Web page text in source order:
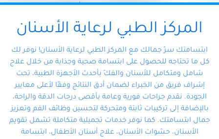
احتياجات الأسنان تحت سقف واحد،
وتضمن لك حلاً شاملًا لجميع
المتخصص ذوي الخبرة، ستجد نفسك
في أيد أمينة تلبي احتياجاتك بكل
احترافية ودقة.
المركز الطبي لرعاية الأسنان
ابتسامتك سرّ جمالك مع المركز الطبي لرعاية الأسنان! نوفر لك
كل ما تحتاجه للحصول على ابتسامة صحية وجذابة من خلال علاج
شامل ومتكامل للأسنان والفكّ بأحدث الأجهزة الطبية، تحت
إشراف فريق من الخبراء لضمان أدق النتائج وفقًا لأعلى معايير
الجودة. نقدم جراحات فورية وعامة بأقصى درجات الدقة والراحة،
بالإضافة إلى تركيبات ثابتة ومتحركة لتحسين وظائف الفم وتعزيز
جمال ابتسامتك. كما نوفر خدمات تجميلية متكاملة تشمل تقويم
الأسنان، حشوات الأسنان، علاج أسنان الأطفال، ابتسامة